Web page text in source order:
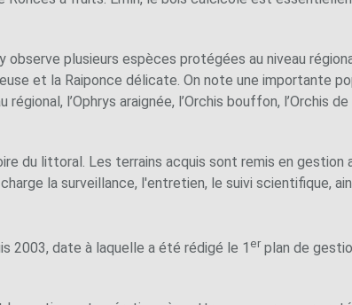
plusieurs espèces protégées au niveau
et la Raiponce délicate. On note une importante
l’Ophrys araignée, l’Orchis bouffon, l’Orchis de
du littoral. Les terrains acquis sont remis en gestion
la surveillance, l'entretien, le suivi scientifique,
2003, date à laquelle a été rédigé le 1 er plan de